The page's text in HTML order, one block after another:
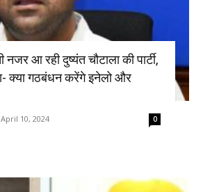
नजर आ रही दुष्यंत चौटाला की पार्टी,
क्या गठबंधन करेंगे इनेलो और
April 10, 2024 0